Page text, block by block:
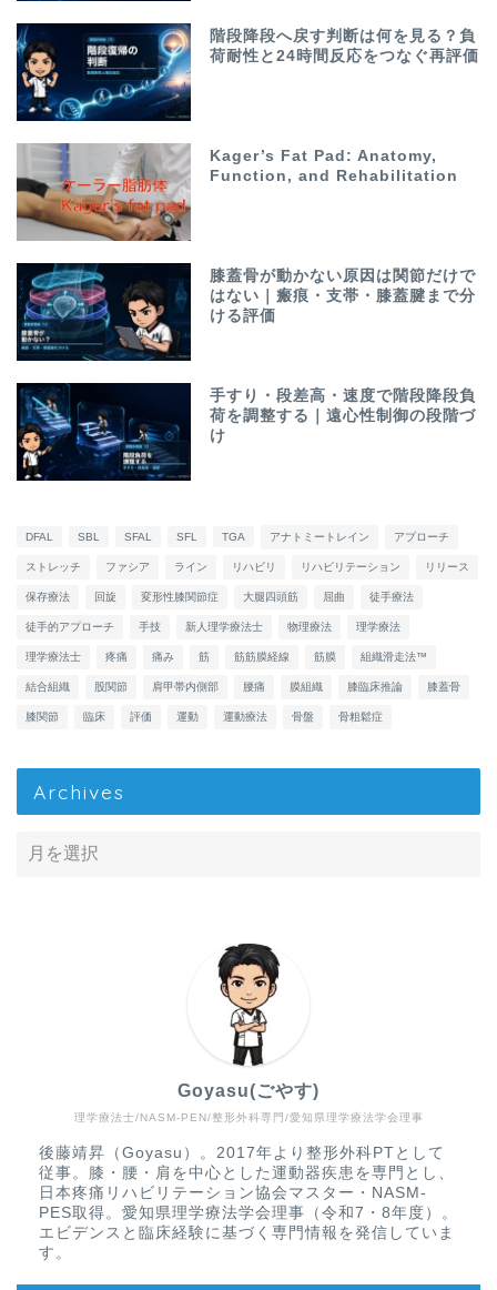
階段降段へ戻す判断は何を見る？負
荷耐性と24時間反応をつなぐ再評価
Kager’s Fat Pad: Anatomy,
Function, and Rehabilitation
膝蓋骨が動かない原因は関節だけで
はない｜瘢痕・支帯・膝蓋腱まで分
ける評価
手すり・段差高・速度で階段降段負
荷を調整する｜遠心性制御の段階づ
け
DFAL SBL SFAL SFL TGA アナトミートレイン アプローチ
ストレッチ ファシア ライン リハビリ リハビリテーション リリース
保存療法 回旋 変形性膝関節症 大腿四頭筋 屈曲 徒手療法
徒手的アプローチ 手技 新人理学療法士 物理療法 理学療法
理学療法士 疼痛 痛み 筋 筋筋膜経線 筋膜 組織滑走法™
結合組織 股関節 肩甲帯内側部 腰痛 膜組織 膝臨床推論 膝蓋骨
膝関節 臨床 評価 運動 運動療法 骨盤 骨粗鬆症
Archives
理学療法士/NASM-PEN/整形外科専門/愛知県理学療法学会理事
Goyasu(ごやす)
後藤靖昇（Goyasu）。2017年より整形外科PTとして
従事。膝・腰・肩を中心とした運動器疾患を専門とし、
日本疼痛リハビリテーション協会マスター・NASM-
PES取得。愛知県理学療法学会理事（令和7・8年度）。
エビデンスと臨床経験に基づく専門情報を発信していま
す。
疾患から探す